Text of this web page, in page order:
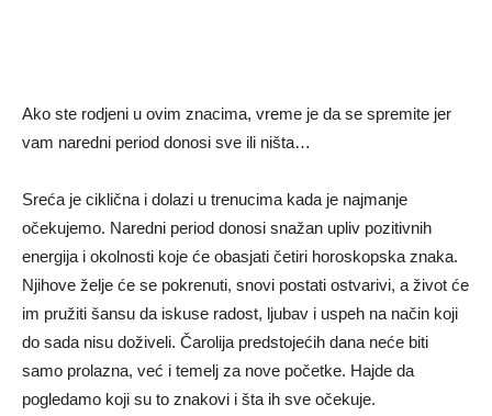
Ako ste rodjeni u ovim znacima, vreme je da se spremite jer
vam naredni period donosi sve ili ništa…
Sreća je ciklična i dolazi u trenucima kada je najmanje
očekujemo. Naredni period donosi snažan upliv pozitivnih
energija i okolnosti koje će obasjati četiri horoskopska znaka.
Njihove želje će se pokrenuti, snovi postati ostvarivi, a život će
im pružiti šansu da iskuse radost, ljubav i uspeh na način koji
do sada nisu doživeli. Čarolija predstojećih dana neće biti
samo prolazna, već i temelj za nove početke. Hajde da
pogledamo koji su to znakovi i šta ih sve očekuje.